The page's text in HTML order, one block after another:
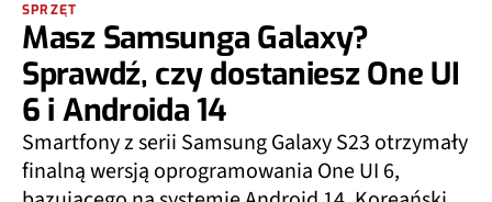
SPRZĘT
Masz Samsunga Galaxy?
Sprawdź, czy dostaniesz One UI
6 i Androida 14
Smartfony z serii Samsung Galaxy S23 otrzymały
finalną wersją oprogramowania One UI 6,